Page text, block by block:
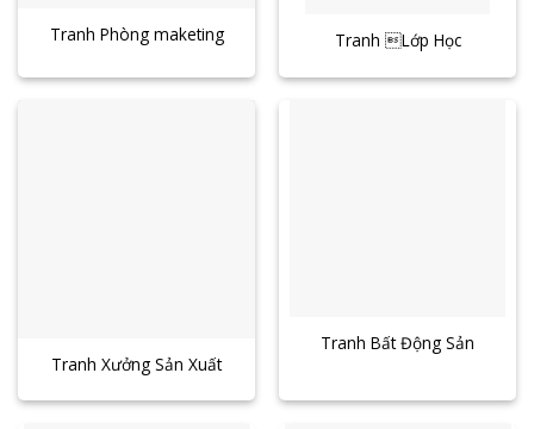
Tranh Phòng maketing Tranh Lớp Học
Tranh Xưởng Sản Xuất
Tranh Bất Động Sản